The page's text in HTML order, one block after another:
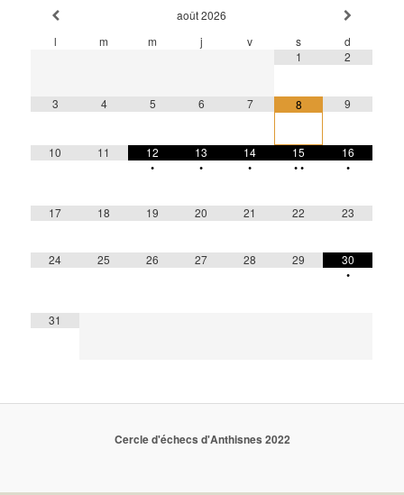
août 2026
l
m m j v s
d
1
2
3 4 5 6 7 8 9
10 11 12
•
13
•
14
•
15
••
16
•
17 18 19 20 21 22 23
24 25 26 27 28 29 30
•
31
Cercle d'échecs d'Anthisnes 2022